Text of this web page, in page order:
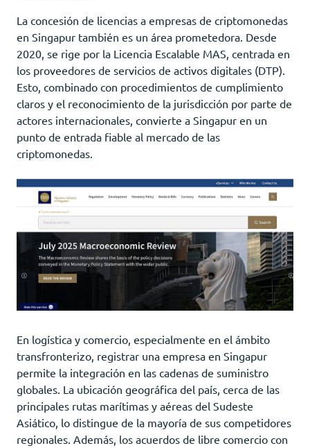
La concesión de licencias a empresas de criptomonedas
en Singapur también es un área prometedora. Desde
2020, se rige por la Licencia Escalable MAS, centrada en
los proveedores de servicios de activos digitales (DTP).
Esto, combinado con procedimientos de cumplimiento
claros y el reconocimiento de la jurisdicción por parte de
actores internacionales, convierte a Singapur en un
punto de entrada fiable al mercado de las
criptomonedas.
En logística y comercio, especialmente en el ámbito
transfronterizo, registrar una empresa en Singapur
permite la integración en las cadenas de suministro
globales. La ubicación geográfica del país, cerca de las
principales rutas marítimas y aéreas del Sudeste
Asiático, lo distingue de la mayoría de sus competidores
regionales. Además, los acuerdos de libre comercio con